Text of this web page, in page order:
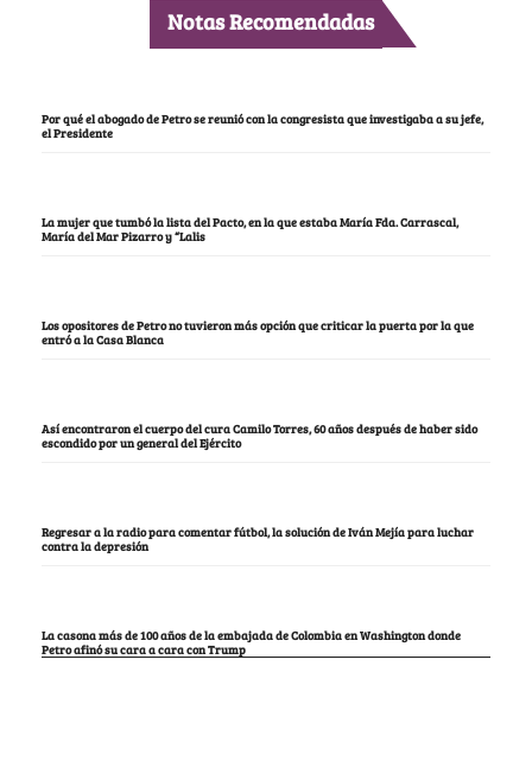
Notas Recomendadas
Por qué el abogado de Petro se reunió con la congresista que investigaba a su jefe,
el Presidente
La mujer que tumbó la lista del Pacto, en la que estaba María Fda. Carrascal,
María del Mar Pizarro y “Lalis
Los opositores de Petro no tuvieron más opción que criticar la puerta por la que
entró a la Casa Blanca
Así encontraron el cuerpo del cura Camilo Torres, 60 años después de haber sido
escondido por un general del Ejército
Regresar a la radio para comentar fútbol, la solución de Iván Mejía para luchar
contra la depresión
La casona más de 100 años de la embajada de Colombia en Washington donde
Petro afinó su cara a cara con Trump